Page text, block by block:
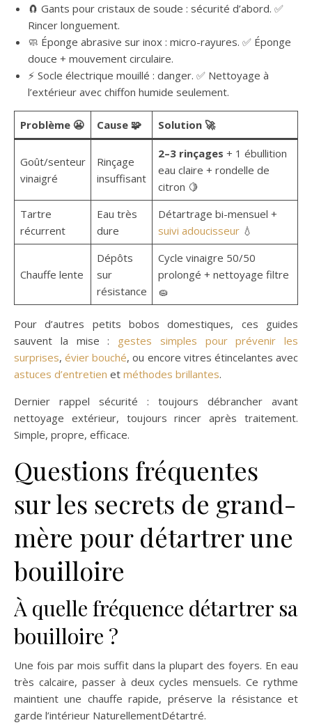
🧲 Gants pour cristaux de soude : sécurité d’abord. ✅
Rincer longuement.
🧼 Éponge abrasive sur inox : micro-rayures. ✅ Éponge
douce + mouvement circulaire.
⚡ Socle électrique mouillé : danger. ✅ Nettoyage à
l’extérieur avec chiffon humide seulement.
Problème 😬 Cause 🧩 Solution 🚀
Goût/senteur
vinaigré
Rinçage
insuffisant
2–3 rinçages + 1 ébullition
eau claire + rondelle de
citron 🍋
Tartre
récurrent
Eau très
dure
Détartrage bi-mensuel +
suivi adoucisseur💧
Chauffe lente
Dépôts
sur
résistance
Cycle vinaigre 50/50
prolongé + nettoyage filtre
🧽
Pour d’autres petits bobos domestiques, ces guides
sauvent la mise : gestes simples pour prévenir les
surprises,évier bouché, ou encore vitres étincelantes avec
astuces d’entretien et méthodes brillantes.
Dernier rappel sécurité : toujours débrancher avant
nettoyage extérieur, toujours rincer après traitement.
Simple, propre, efficace.
Questions fréquentes
sur les secrets de grand-
mère pour détartrer une
bouilloire
À quelle fréquence détartrer sa
bouilloire ?
Une fois par mois suffit dans la plupart des foyers. En eau
très calcaire, passer à deux cycles mensuels. Ce rythme
maintient une chauffe rapide, préserve la résistance et
garde l’intérieur NaturellementDétartré.